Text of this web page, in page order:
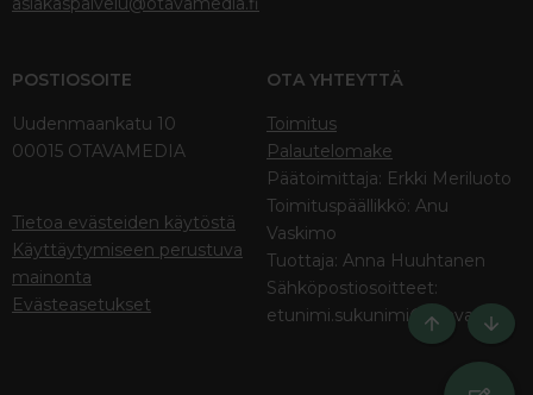
POSTIOSOITE
Uudenmaankatu 10
00015 OTAVAMEDIA
Tietoa evästeiden käytöstä
Käyttäytymiseen perustuva
mainonta
Evästeasetukset
OTA YHTEYTTÄ
Toimitus
Palautelomake
Päätoimittaja: Erkki Meriluoto
Toimituspäällikkö: Anu
Vaskimo
Tuottaja: Anna Huuhtanen
Sähköpostiosoitteet:
etunimi.sukunimi@otava.fi
Ylös